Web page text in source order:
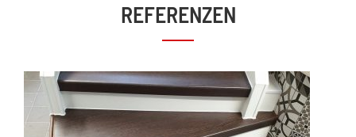
REFERENZEN